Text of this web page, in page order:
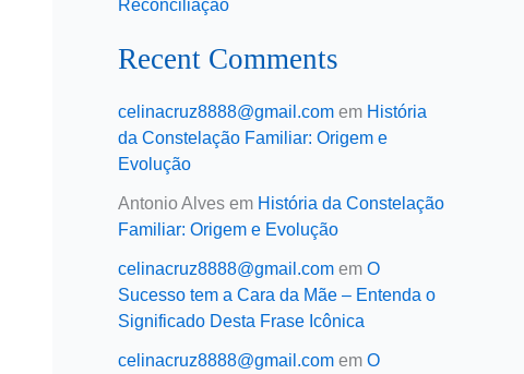
Reconciliação
Recent Comments
celinacruz8888@gmail.com em História
da Constelação Familiar: Origem e
Evolução
Antonio Alves em História da Constelação
Familiar: Origem e Evolução
celinacruz8888@gmail.com em O
Sucesso tem a Cara da Mãe – Entenda o
Significado Desta Frase Icônica
celinacruz8888@gmail.com em O